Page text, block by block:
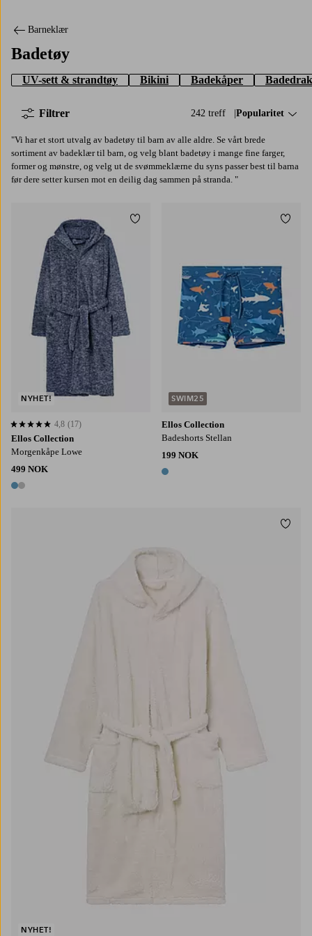
Barneklær
Badetøy
UV-sett & strandtøy Bikini Badekåper
242 treff Sorter på:
Popularitet
Filtrer
"Vi har et stort utvalg av badetøy til barn av alle aldre. Se vårt brede
sortiment av badeklær til barn, og velg blant badetøy i mange fine farger,
former og mønstre, og velg ut de svømmeklærne du syns passer best til barna
før dere setter kursen mot en deilig dag sammen på stranda. "
NYHET!
Ellos Collection
Morgenkåpe Lowe
499 NOK
2 farger
4,8 basert på 17 karaktergivninger
4,8 (17)
NYHET!
Legg til favoritter
146/152158/164170
Ellos Collection
Badeshorts Stellan
199 NOK
1 farge
SWIM25